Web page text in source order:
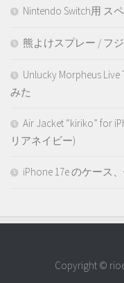
Nintendo Switch用 ス
熊よけスプレー / フ
Unlucky Morpheus Live
みた
Air Jacket “kiriko” for
リアネイビー)
iPhone 17e のケース
Copyright ©